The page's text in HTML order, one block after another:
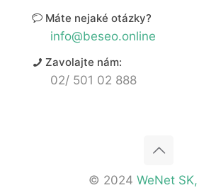
Máte nejaké otázky?
info@beseo.online
Zavolajte nám:
02/ 501 02 888
© 2024 WeNet